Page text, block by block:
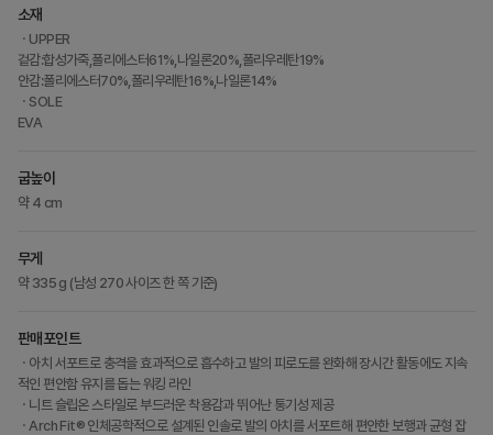
소재
ㆍUPPER
겉감:합성가죽,폴리에스터61%,나일론20%,폴리우레탄19%
안감:폴리에스터70%,폴리우레탄16%,나일론14%
ㆍSOLE
EVA
굽높이
약 4 cm
무게
약 335 g (남성 270 사이즈 한 쪽 기준)
판매포인트
ㆍ아치 서포트로 충격을 효과적으로 흡수하고 발의 피로도를 완화해 장시간 활동에도 지속
적인 편안함 유지를 돕는 워킹 라인
ㆍ니트 슬립온 스타일로 부드러운 착용감과 뛰어난 통기성 제공
ㆍArch Fit® 인체공학적으로 설계된 인솔로 발의 아치를 서포트해 편안한 보행과 균형 잡